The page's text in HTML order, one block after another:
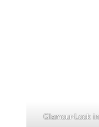
Glamour-Look